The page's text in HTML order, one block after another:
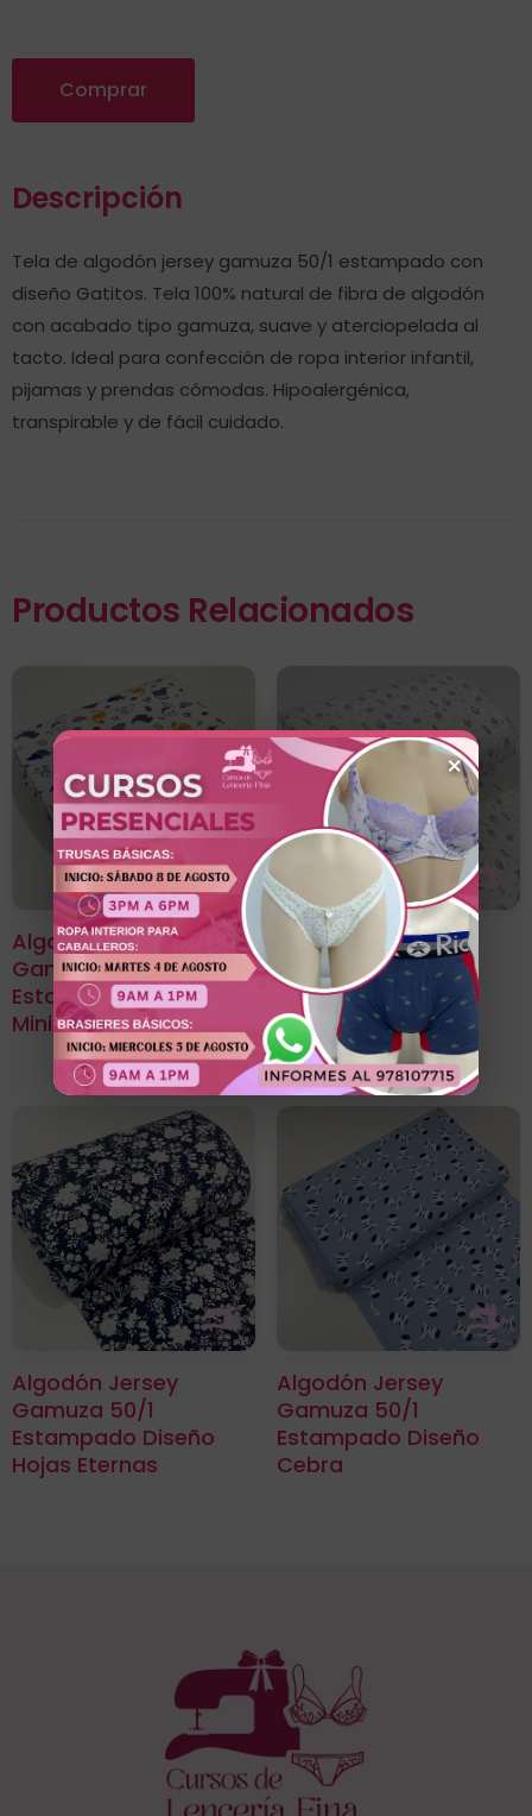
Comprar
Descripción
Tela de algodón jersey gamuza 50/1 estampado con
diseño Gatitos. Tela 100% natural de fibra de algodón
con acabado tipo gamuza, suave y aterciopelada al
tacto. Ideal para confección de ropa interior infantil,
pijamas y prendas cómodas. Hipoalergénica,
transpirable y de fácil cuidado.
Productos Relacionados
Algodón Jersey
Gamuza 50/1
Estampado Diseño
Mini Dino
Algodón Jersey
Gamuza 50/1
Estampado Diseño
Mini Soñadores
Algodón Jersey
Gamuza 50/1
Estampado Diseño
Hojas Eternas
Algodón Jersey
Gamuza 50/1
Estampado Diseño
Cebra
×